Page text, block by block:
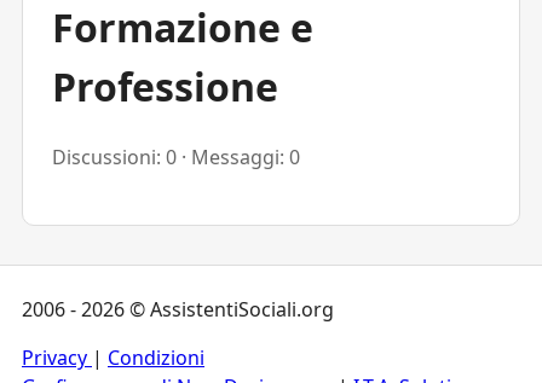
Formazione e
Professione
Discussioni: 0 · Messaggi: 0
2006 - 2026 © AssistentiSociali.org
Privacy | Condizioni